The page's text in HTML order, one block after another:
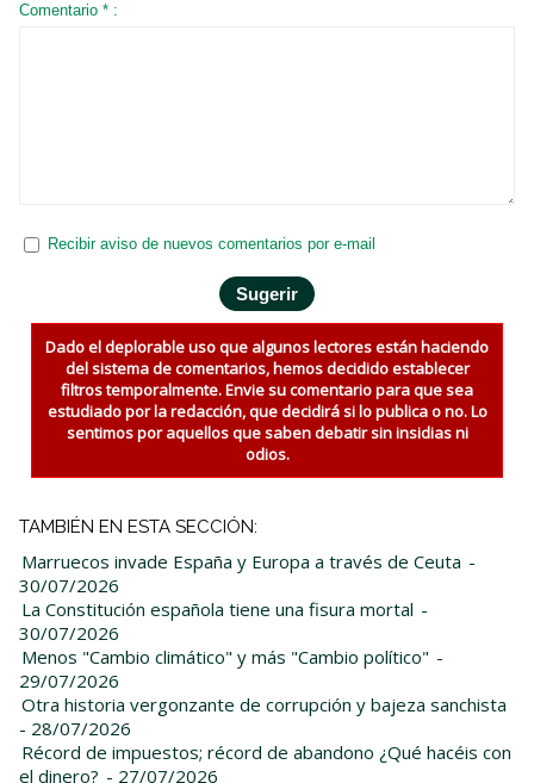
Comentario * :
Recibir aviso de nuevos comentarios por e-mail
Dado el deplorable uso que algunos lectores están haciendo
del sistema de comentarios, hemos decidido establecer
filtros temporalmente. Envie su comentario para que sea
estudiado por la redacción, que decidirá si lo publica o no. Lo
sentimos por aquellos que saben debatir sin insidias ni
odios.
TAMBIÉN EN ESTA SECCIÓN:
Marruecos invade España y Europa a través de Ceuta -
30/07/2026
La Constitución española tiene una fisura mortal -
30/07/2026
Menos "Cambio climático" y más "Cambio político" -
29/07/2026
Otra historia vergonzante de corrupción y bajeza sanchista
- 28/07/2026
Récord de impuestos; récord de abandono ¿Qué hacéis con
el dinero? - 27/07/2026